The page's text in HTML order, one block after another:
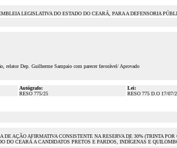
LEGISLATIVA DO ESTADO DO CEARÁ, PARA A DEFENSORIA
relator Dep. Guilherme Sampaio com parecer favorável/ Aprovado
Autógrafo:
RESO 775/25
Lei:
RESO 775 D.O 17/07/
AÇÃO AFIRMATIVA CONSISTENTE NA RESERVA DE 30% (TRINTA
DO CEARÁ A CANDIDATOS PRETOS E PARDOS, INDÍGENAS E